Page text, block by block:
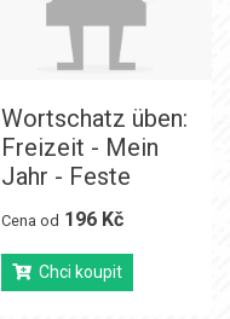
Wortschatz üben:
Freizeit - Mein
Jahr - Feste
Cena od 196 Kč
Chci koupit